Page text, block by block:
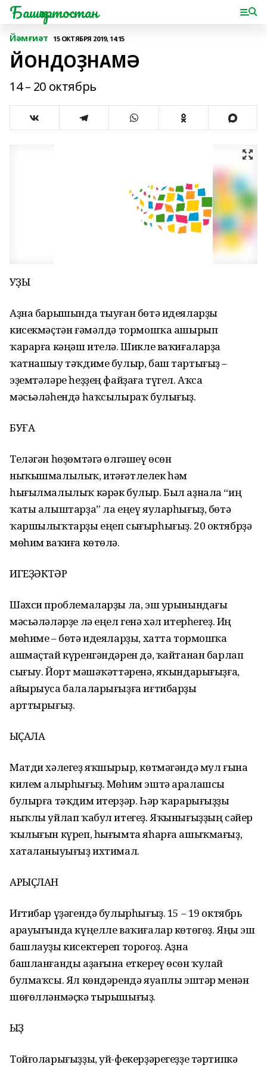
Башҡортостан
Йәмғиәт 15 ОКТЯБРЯ 2019, 14:15
ЙОНДОҘНАМӘ
14 – 20 октябрь
ҠУҘЫ
Аҙна барышында тыуған бөтә идеяларҙы
кисекмәҫтән ғәмәлдә тормошҡа ашырып
ҡарарға кәңәш ителә. Шикле ваҡиғаларҙа
ҡатнашыу тәҡдиме булыр, баш тартығыҙ –
эҙемтәләре һеҙҙең файҙаға түгел. Аҡса
мәсьәләһендә һаҡсылыраҡ булығыҙ.
БУҒА
Теләгән һөҙөмтәгә өлгәшеү өсөн
ныҡышмалылыҡ, итәғәтлелек һәм
һығылмалылыҡ кәрәк булыр. Был аҙнала “иң
ҡаты алыштарҙа” ла еңеү яуларһығыҙ, бөтә
ҡаршылыҡтарҙы еңеп сығырһығыҙ. 20 октябрҙә
мөһим ваҡиға көтөлә.
ИГЕҘӘКТӘР
Шәхси проблемаларҙы ла, эш урынындағы
мәсьәләләрҙе лә еңел генә хәл итерһегеҙ. Иң
мөһиме – бөтә идеяларҙы, хатта тормошҡа
ашмаҫтай күренгәндәрен дә, ҡайтанан барлап
сығыу. Йорт мәшәҡәттәренә, яҡындарығыҙға,
айырыуса балаларығыҙға иғтибарҙы
арттырығыҙ.
ҠЫҪАЛА
Матди хәлегеҙ яҡшырыр, көтмәгәндә мул ғына
килем алырһығыҙ. Мөһим эштә аралашсы
булырға тәҡдим итерҙәр. Һәр ҡарарығыҙҙы
ныҡлы уйлап ҡабул итегеҙ. Яҡынығыҙҙың сәйер
ҡылығын күреп, һығымта яһарға ашыҡмағыҙ,
хаталаныуығыҙ ихтимал.
АРЫҪЛАН
Иғтибар үҙәгендә булырһығыҙ. 15 – 19 октябрь
арауығында күңелле ваҡиғалар көтөгөҙ. Яңы эш
башлауҙы кисектереп тороғоҙ. Аҙна
башланғанды аҙағына еткереү өсөн ҡулай
булмаҡсы. Ял көндәрендә яуаплы эштәр менән
шөғөлләнмәҫкә тырышығыҙ.
ҠЫҘ
Тойғоларығыҙҙы, уй-фекерҙәрегеҙҙе тәртипкә